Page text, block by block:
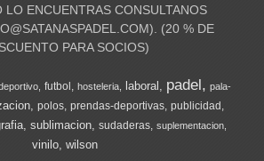
LO ENCUENTRAS CONSULTANOS
). (20 % DE
PARA SOCIOS)
futbol hosteleria laboral padel
pala-
polos prendas-deportivas publicidad
sublimacion sudaderas suplementacion
vinilo wilson